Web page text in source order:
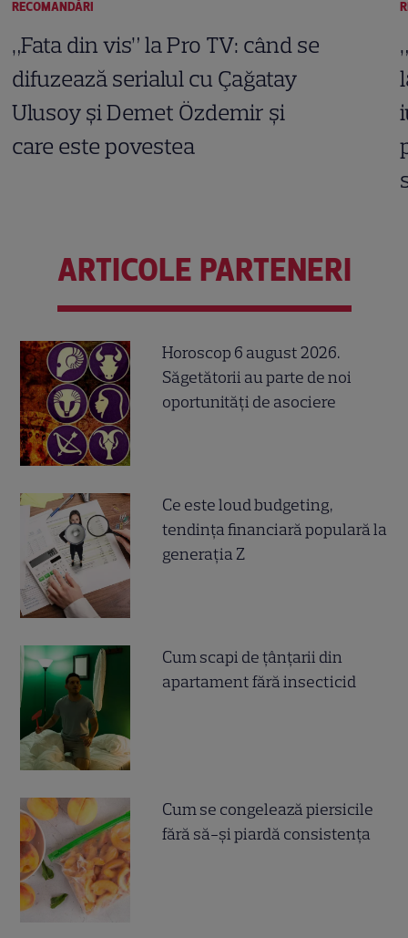
RECOMANDĂRI
„Fata din vis” la Pro TV: când se
difuzează serialul cu Çağatay
Ulusoy și Demet Özdemir și
care este povestea
ARTICOLE PARTENERI
Horoscop 6 august 2026.
Săgetătorii au parte de noi
oportunități de asociere
Ce este loud budgeting,
tendința financiară populară la
generația Z
Cum scapi de țânțarii din
apartament fără insecticid
Cum se congelează piersicile
fără să-și piardă consistența